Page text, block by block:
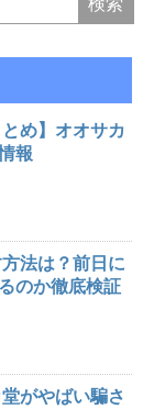
め】オオサカ
報
法は？前日に
のか徹底検証
がやばい騙さ